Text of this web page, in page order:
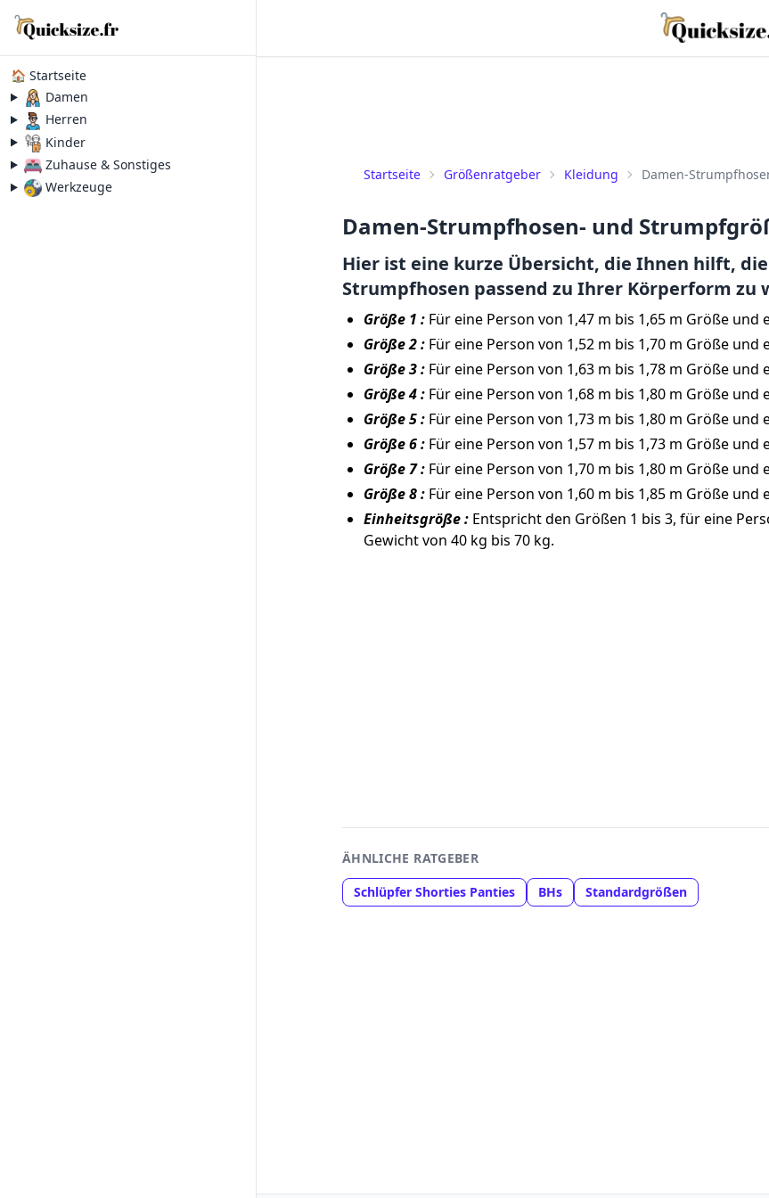
Startseite
Größenratgeber Kleidung Damen-
Damen-Strumpfhosen- und
Hier ist eine kurze Übersicht, die Ihnen hilft,
Strumpfhosen passend zu Ihrer Körperform zu
Größe 1 : Für eine Person von 1,47 m bis 1,65 m Größe und
Größe 2 : Für eine Person von 1,52 m bis 1,70 m Größe und
Größe 3 : Für eine Person von 1,63 m bis 1,78 m Größe und
Größe 4 : Für eine Person von 1,68 m bis 1,80 m Größe und
Größe 5 : Für eine Person von 1,73 m bis 1,80 m Größe und
Größe 6 : Für eine Person von 1,57 m bis 1,73 m Größe und
Größe 7 : Für eine Person von 1,70 m bis 1,80 m Größe und
Größe 8 : Für eine Person von 1,60 m bis 1,85 m Größe und
Einheitsgröße : Entspricht den Größen 1 bis 3, für eine
Gewicht von 40 kg bis 70 kg.
ÄHNLICHE RATGEBER
Schlüpfer Shorties Panties
BHs Standardgrößen
🏠 Startseite
Damen
Herren
Kinder
Zuhause & Sonstiges
Werkzeuge